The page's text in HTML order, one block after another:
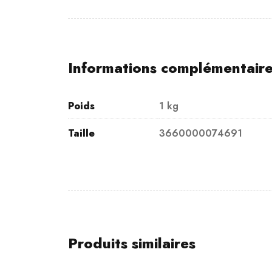
Informations
Poids
1 kg
Taille
3660000074691
Produits similaires